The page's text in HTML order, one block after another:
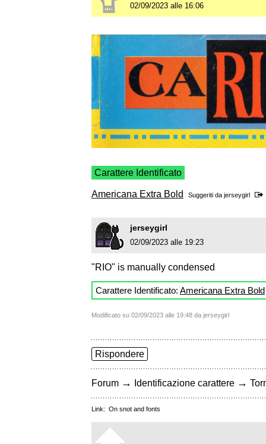
02/09/2023 alle 16:06
Carattere Identificato
Americana Extra Bold Suggeriti da jerseygirl
jerseygirl
02/09/2023 alle 19:23
"RIO" is manually condensed
Carattere Identificato: Americana Extra Bold
Modificato su 02/09/2023 alle 19:48 da jerseygirl
Rispondere
Forum → Identificazione carattere →
Link: On snot and fonts